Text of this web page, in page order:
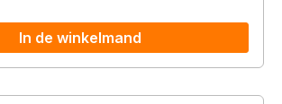
In de winkelmand